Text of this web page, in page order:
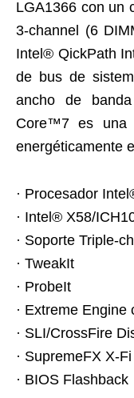
LGA1366 con un
3-channel (6
Intel® QickPath
de bus de
ancho de
Core™7 es una
energéticamente
· Procesador
· Intel® X58/
· Soporte Triple-
· TweakIt
· ProbeIt
· Extreme
· SLI/CrossFire
· SupremeFX X-Fi
· BIOS Flashback